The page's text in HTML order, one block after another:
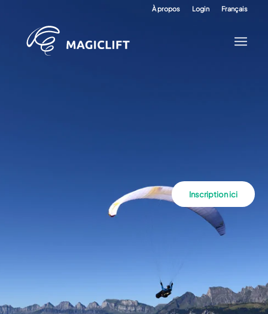
À propos Login Français
Inscription ici